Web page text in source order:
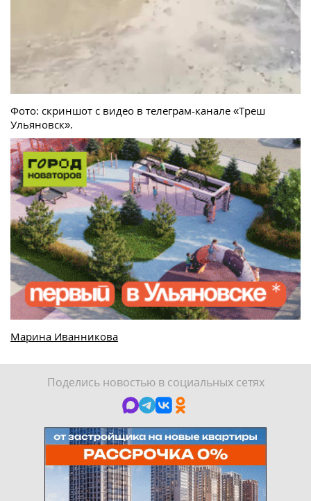
Фото: скриншот с видео в телеграм-канале «Треш
Ульяновск».
Марина Иванникова
Поделись новостью в социальных сетях